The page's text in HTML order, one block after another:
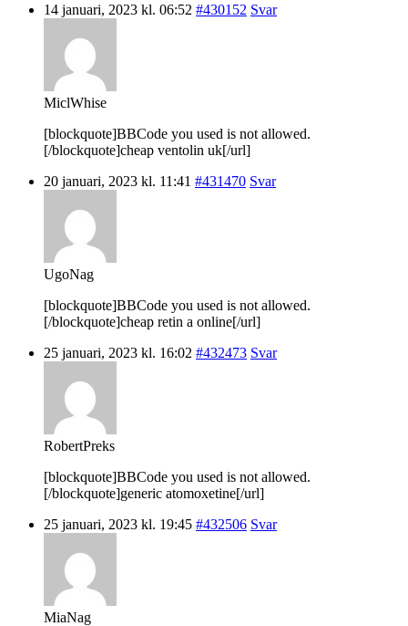
14 januari, 2023 kl. 06:52 #430152 Svar
MiclWhise
[blockquote]BBCode you used is not allowed.
[/blockquote]cheap ventolin uk[/url]
20 januari, 2023 kl. 11:41 #431470 Svar
UgoNag
[blockquote]BBCode you used is not allowed.
[/blockquote]cheap retin a online[/url]
25 januari, 2023 kl. 16:02 #432473 Svar
RobertPreks
[blockquote]BBCode you used is not allowed.
[/blockquote]generic atomoxetine[/url]
25 januari, 2023 kl. 19:45 #432506 Svar
MiaNag